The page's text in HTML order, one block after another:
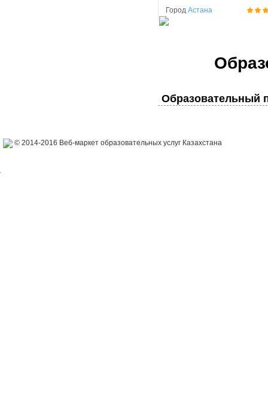
Город Астана
Образовательный
© 2014-2016 Веб-маркет образовательных услуг Казахстана